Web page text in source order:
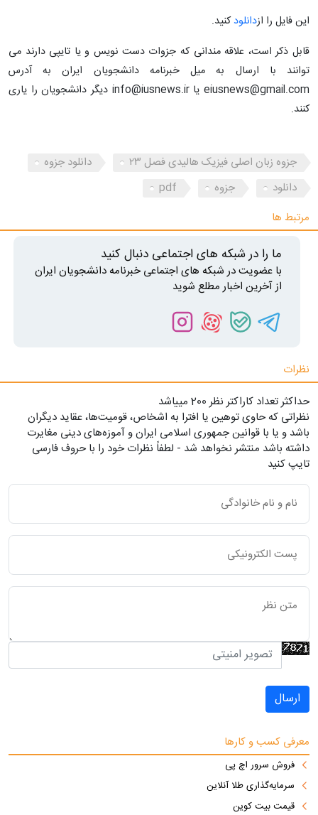
این فایل را ازدانلودکنید.
قابل ذکر است، علاقه مندانی که جزوات دست نویس و یا تایپی دارند می
توانند با ارسال به میل خبرنامه دانشجویان ایران به آدرس
eiusnews@gmail.com یا info@iusnews.ir دیگر دانشجویان را یاری
کنند.
جزوه زبان اصلی فیزیک هالیدی فصل ۲۳
دانلود جزوه
دانلود
جزوه
pdf
مرتبط ها
ما را در شبکه های اجتماعی دنبال کنید
با عضویت در شبکه های اجتماعی خبرنامه دانشجویان ایران
از آخرین اخبار مطلع شوید
نظرات
حداکثر تعداد کاراکتر نظر 200 ميياشد
نظراتی که حاوی توهین یا افترا به اشخاص، قومیت‌ها، عقاید دیگران
باشد و یا با قوانین جمهوری اسلامی ایران و آموزه‌های دینی مغایرت
داشته باشد منتشر نخواهد شد - لطفاً نظرات خود را با حروف فارسی
تایپ کنید
ارسال
معرفی کسب و کارها
فروش سرور اچ پی
سرمایه‌گذاری طلا آنلاین
قیمت بیت کوین